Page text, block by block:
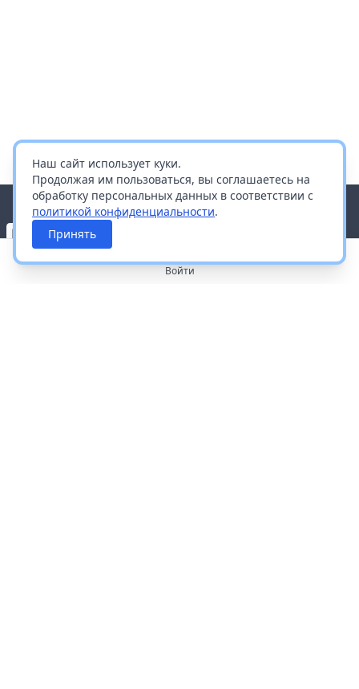
Наш сайт использует куки.
Продолжая им пользоваться, вы соглашаетесь на
обработку персональных данных в соответствии с
политикой конфиденциальности.
Принять
Войти